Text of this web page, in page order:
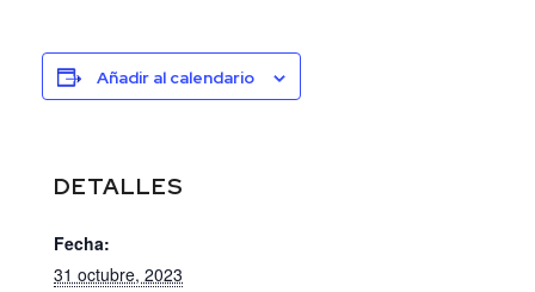
Añadir al calendario
DETALLES
Fecha:
31 octubre, 2023